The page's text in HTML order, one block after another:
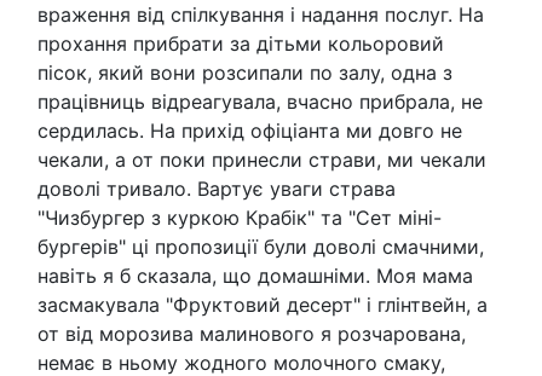
враження від спілкування і надання послуг. На
прохання прибрати за дітьми кольоровий
пісок, який вони розсипали по залу, одна з
працівниць відреагувала, вчасно прибрала, не
сердилась. На прихід офіціанта ми довго не
чекали, а от поки принесли страви, ми чекали
доволі тривало. Вартує уваги страва
"Чизбургер з куркою Крабік" та "Сет міні-
бургерів" ці пропозиції були доволі смачними,
навіть я б сказала, що домашніми. Моя мама
засмакувала "Фруктовий десерт" і глінтвейн, а
от від морозива малинового я розчарована,
немає в ньому жодного молочного смаку,